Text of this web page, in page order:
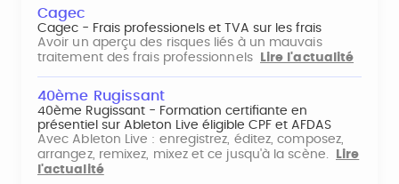
Cagec
Cagec - Frais professionels et TVA sur les frais
Avoir un aperçu des risques liés à un mauvais
traitement des frais professionnels
Lire l'actualité
40ème Rugissant
40ème Rugissant - Formation certifiante en
présentiel sur Ableton Live éligible CPF et AFDAS
Avec Ableton Live : enregistrez, éditez, composez,
arrangez, remixez, mixez et ce jusqu'à la scène.
Lire
l'actualité